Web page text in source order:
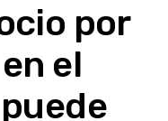
por
el